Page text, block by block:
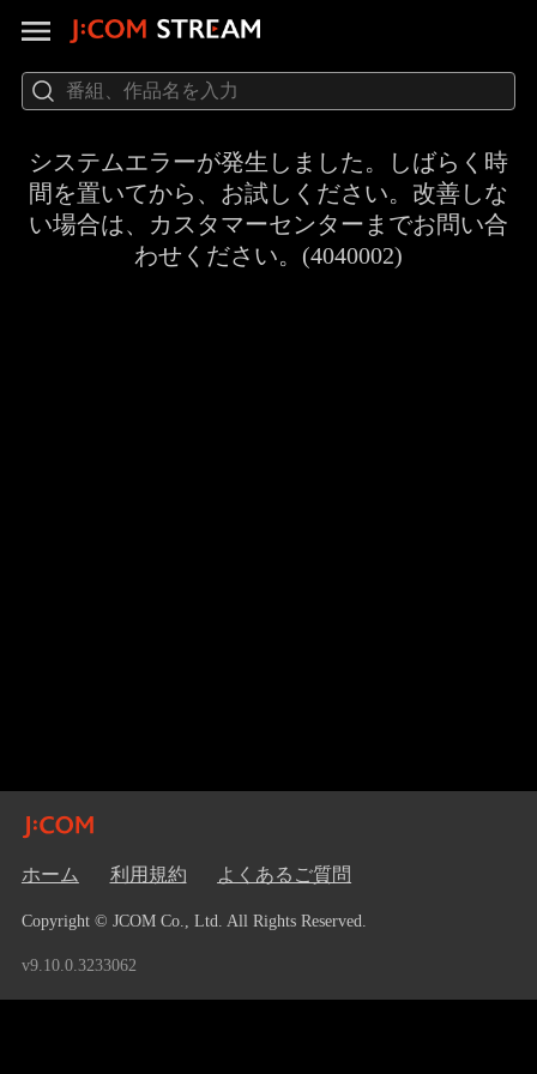
システムエラーが発生しました。しばらく時
間を置いてから、お試しください。改善しな
い場合は、カスタマーセンターまでお問い合
わせください。(4040002)
ホーム 利用規約 よくあるご質問
Copyright © JCOM Co., Ltd. All Rights Reserved.
v9.10.0.3233062